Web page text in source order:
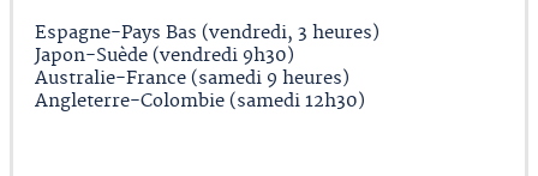
Espagne-Pays Bas (vendredi, 3 heures)
Japon-Suède (vendredi 9h30)
Australie-France (samedi 9 heures)
Angleterre-Colombie (samedi 12h30)